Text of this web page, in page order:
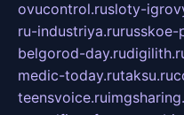
ovucontrol.rusloty-
ru-industriya.rurusskoe-
belgorod-day.ru
medic-today.rutaksu.ru
teensvoice.ru